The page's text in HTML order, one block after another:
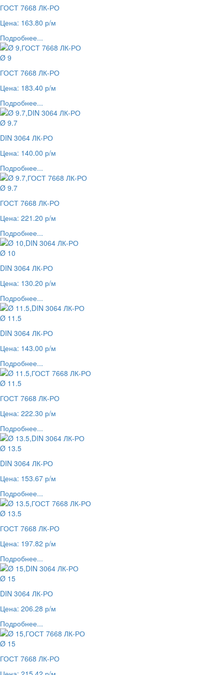
ГОСТ 7668 ЛК-РО
Цена: 163.80 р/м
Подробнее...
Ø 9
ГОСТ 7668 ЛК-РО
Цена: 183.40 р/м
Подробнее...
Ø 9.7
DIN 3064 ЛК-РО
Цена: 140.00 р/м
Подробнее...
Ø 9.7
ГОСТ 7668 ЛК-РО
Цена: 221.20 р/м
Подробнее...
Ø 10
DIN 3064 ЛК-РО
Цена: 130.20 р/м
Подробнее...
Ø 11.5
DIN 3064 ЛК-РО
Цена: 143.00 р/м
Подробнее...
Ø 11.5
ГОСТ 7668 ЛК-РО
Цена: 222.30 р/м
Подробнее...
Ø 13.5
DIN 3064 ЛК-РО
Цена: 153.67 р/м
Подробнее...
Ø 13.5
ГОСТ 7668 ЛК-РО
Цена: 197.82 р/м
Подробнее...
Ø 15
DIN 3064 ЛК-РО
Цена: 206.28 р/м
Подробнее...
Ø 15
ГОСТ 7668 ЛК-РО